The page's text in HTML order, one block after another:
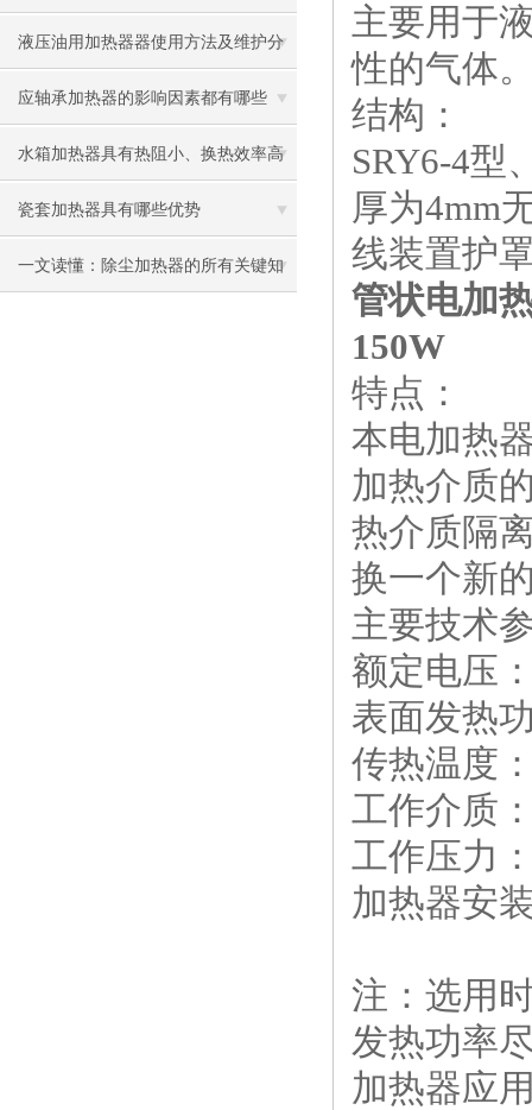
项
液压油用加热器器使用方法及维护分
享给大家
应轴承加热器的影响因素都有哪些
呢？
水箱加热器具有热阻小、换热效率高
的优点
瓷套加热器具有哪些优势
一文读懂：除尘加热器的所有关键知
主要用于
性的气体
结构：
SRY6-4型
厚为4mm
线装置护
管状电加
150W
特点：
本电加热
加热介质
热介质隔
换一个新
主要技术
额定电压
表面发热
传热温
工作介
工作压力
加热器安
注：选用
发热功率
加热器应